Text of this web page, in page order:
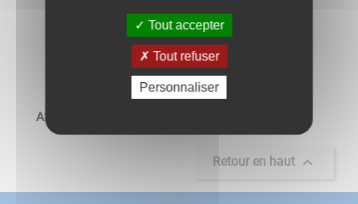
AJOUTER AU PANIER
Affichage 1-1 de 1 article(s)
Retour en haut 
Tout accepter
Tout refuser
Personnaliser